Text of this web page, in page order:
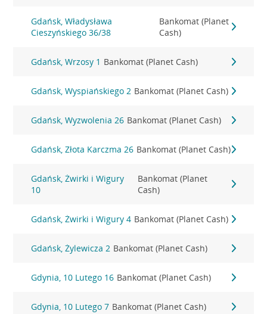
Gdańsk, Władysława
Cieszyńskiego 36/38
Bankomat (Planet
Cash)
Gdańsk, Wrzosy 1 Bankomat (Planet Cash)
Gdańsk, Wyspiańskiego 2 Bankomat (Planet Cash)
Gdańsk, Wyzwolenia 26 Bankomat (Planet Cash)
Gdańsk, Złota Karczma 26 Bankomat (Planet Cash)
Gdańsk, Żwirki i Wigury
10
Bankomat (Planet
Cash)
Gdańsk, Żwirki i Wigury 4 Bankomat (Planet Cash)
Gdańsk, Żylewicza 2 Bankomat (Planet Cash)
Gdynia, 10 Lutego 16 Bankomat (Planet Cash)
Gdynia, 10 Lutego 7 Bankomat (Planet Cash)